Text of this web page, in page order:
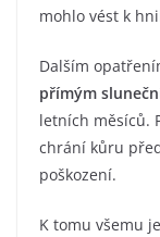
mohlo vést k
Dalším
přímým
letních měsíců.
chrání kůru
poškození.
K tomu všemu